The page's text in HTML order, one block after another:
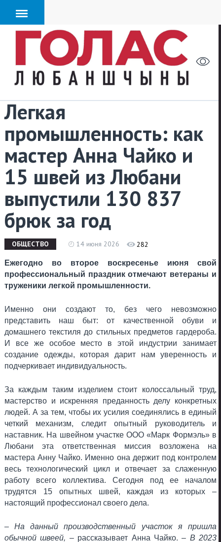
Легкая
промышленность: как
мастер Анна Чайко и
15 швей из Любани
выпустили 130 837
брюк за год
ОБЩЕСТВО 14 июня 2026 282
Ежегодно во второе воскресенье июня свой
профессиональный праздник отмечают ветераны и
труженики легкой промышленности.
Именно они создают то, без чего невозможно
представить наш быт: от качественной обуви и
домашнего текстиля до стильных предметов гардероба.
И все же особое место в этой индустрии занимает
создание одежды, которая дарит нам уверенность и
подчеркивает индивидуальность.
За каждым таким изделием стоит колоссальный труд,
мастерство и искренняя преданность делу конкретных
людей. А за тем, чтобы их усилия соединялись в единый
четкий механизм, следит опытный руководитель и
наставник. На швейном участке ООО «Марк Формэль» в
Любани эта ответственная миссия возложена на
мастера Анну Чайко. Именно она держит под контролем
весь технологический цикл и отвечает за слаженную
работу всего коллектива. Сегодня под ее началом
трудятся 15 опытных швей, каждая из которых –
настоящий профессионал своего дела.
– На данный производственный участок я пришла
обычной швеей, – рассказывает Анна Чайко. – В 2023